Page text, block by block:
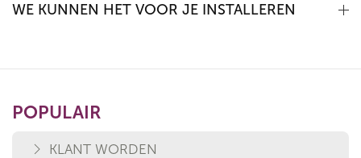
WE KUNNEN HET VOOR JE INSTALLEREN
POPULAIR
KLANT WORDEN